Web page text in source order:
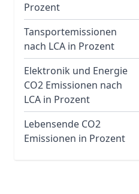
Prozent
Tansportemissionen
nach LCA in Prozent
Elektronik und Energie
CO2 Emissionen nach
LCA in Prozent
Lebensende CO2
Emissionen in Prozent